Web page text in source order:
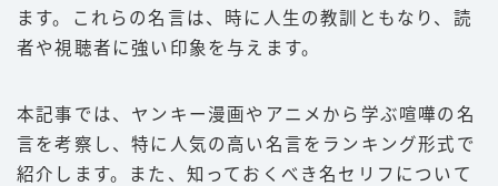
平本蓮
ファイトスタイル
豆知識
ルール
ます。これらの名言は、時に人生の教訓ともなり、読
者や視聴者に強い印象を与えます。
本記事では、ヤンキー漫画やアニメから学ぶ喧嘩の名
言を考察し、特に人気の高い名言をランキング形式で
紹介します。また、知っておくべき名セリフについて